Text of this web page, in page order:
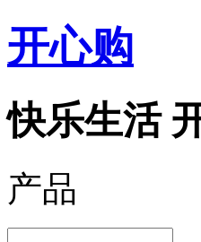
开心购
快乐生活
产品